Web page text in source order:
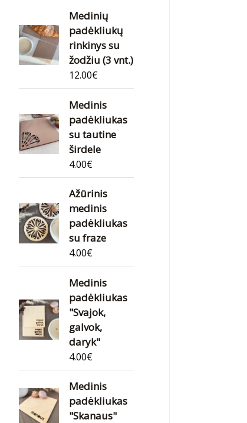
Medinių
padėkliukų
rinkinys su
žodžiu (3 vnt.)
12.00€
Medinis
padėkliukas
su tautine
širdele
4.00€
Ažūrinis
medinis
padėkliukas
su fraze
4.00€
Medinis
padėkliukas
"Svajok,
galvok,
daryk"
4.00€
Medinis
padėkliukas
"Skanaus"